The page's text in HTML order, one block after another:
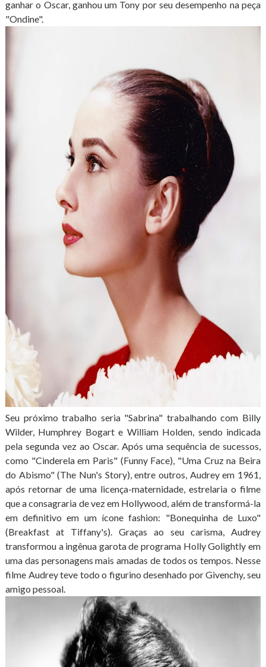
ganhar o Oscar, ganhou um Tony por seu desempenho na peça
"Ondine".
Seu próximo trabalho seria "Sabrina" trabalhando com Billy
Wilder, Humphrey Bogart e William Holden, sendo indicada
pela segunda vez ao Oscar. Após uma sequência de sucessos,
como "Cinderela em Paris" (Funny Face), "Uma Cruz na Beira
do Abismo" (The Nun's Story), entre outros, Audrey em 1961,
após retornar de uma licença-maternidade, estrelaria o filme
que a consagraria de vez em Hollywood, além de transformá-la
em definitivo em um ícone fashion: "Bonequinha de Luxo"
(Breakfast at Tiffany's). Graças ao seu carisma, Audrey
transformou a ingênua garota de programa Holly Golightly em
uma das personagens mais amadas de todos os tempos. Nesse
filme Audrey teve todo o figurino desenhado por Givenchy, seu
amigo pessoal.